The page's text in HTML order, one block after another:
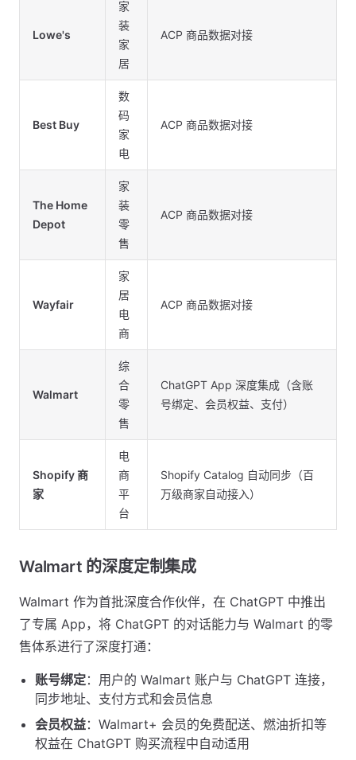
Lowe's
家
装
家
居
ACP 商品数据对接
Best Buy
数
码
家
电
ACP 商品数据对接
The Home
Depot
家
装
零
售
ACP 商品数据对接
Wayfair
家
居
电
商
ACP 商品数据对接
Walmart
综
合
零
售
ChatGPT App 深度集成（含账
号绑定、会员权益、支付）
Shopify 商
家
电
商
平
台
Shopify Catalog 自动同步（百
万级商家自动接入）
Walmart 的深度定制集成
Walmart 作为首批深度合作伙伴，在 ChatGPT 中推出
了专属 App，将 ChatGPT 的对话能力与 Walmart 的零
售体系进行了深度打通：
账号绑定：用户的 Walmart 账户与 ChatGPT 连接，
同步地址、支付方式和会员信息
会员权益：Walmart+ 会员的免费配送、燃油折扣等
权益在 ChatGPT 购买流程中自动适用